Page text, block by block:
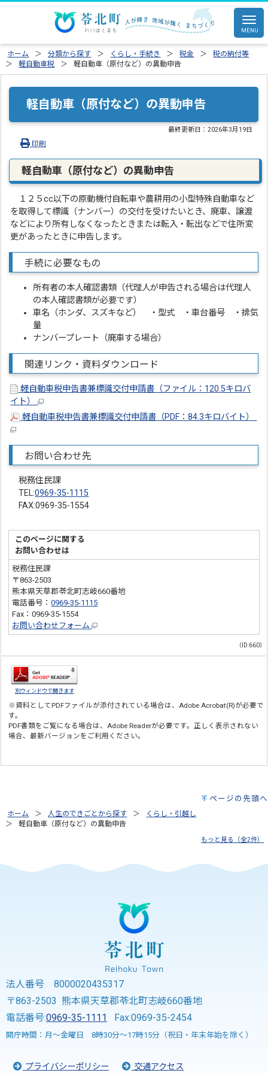
ホーム 分類から探す くらし・手続き 税金
税の納付等
軽自動車税
軽自動車（原付など）の異動申告
軽自動車（原付など）の異動申告
最終更新日：2026年3月19日
印刷
軽自動車（原付など）の異動申告
１２５cc以下の原動機付自転車や農耕用の小型特殊自動車など
を取得して標識（ナンバー）の交付を受けたいとき、廃車、譲渡
などにより所有しなくなったときまたは転入・転出などで住所変
更があったときに申告します。
手続に必要なもの
所有者の本人確認書類（代理人が申告される場合は代理人
の本人確認書類が必要です）
車名（ホンダ、スズキなど） ・型式 ・車台番号 ・排気
量
ナンバープレート（廃車する場合）
関連リンク・資料ダウンロード
軽自動車税申告書兼標識交付申請書（ファイル：120.5キロバ
イト）
軽自動車税申告書兼標識交付申請書（PDF：84.3キロバイト）
お問い合わせ先
税務住民課
TEL:0969-35-1115
FAX:0969-35-1554
このページに関する
お問い合わせは
税務住民課
〒863-2503
熊本県天草郡苓北町志岐660番地
電話番号：0969-35-1115
Fax：0969-35-1554
お問い合わせフォーム
（ID:660）
別ウィンドウで開きます
※資料としてPDFファイルが添付されている場合は、Adobe Acrobat(R)が必要で
す。
PDF書類をご覧になる場合は、Adobe Readerが必要です。正しく表示されない
場合、最新バージョンをご利用ください。
ページの先頭へ
ホーム 人生のできごとから探す
くらし・引越し
軽自動車（原付など）の異動申告
もっと見る（全2件）
法人番号 8000020435317
〒863-2503 熊本県天草郡苓北町志岐660番地
電話番号:0969-35-1111 Fax:0969-35-2454
開庁時間：月～金曜日 8時30分～17時15分（祝日・年末年始を除く）
プライバシーポリシー 交通アクセス